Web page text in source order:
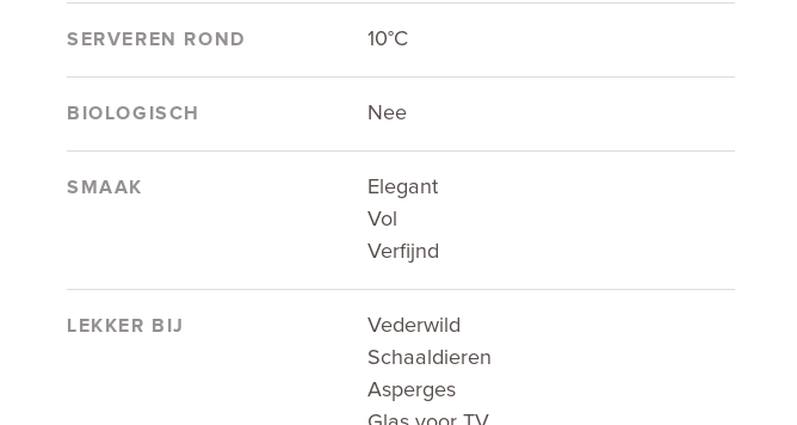
SERVEREN ROND 10°C
BIOLOGISCH Nee
SMAAK
Elegant
Vol
Verfijnd
LEKKER BIJ
Vederwild
Schaaldieren
Asperges